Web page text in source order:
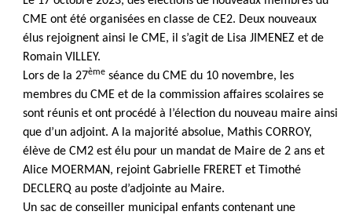
CME ont été organisées en classe de CE2. Deux nouveaux
élus rejoignent ainsi le CME, il s’agit de Lisa JIMENEZ et de
Romain VILLEY.
Lors de la 27ème séance du CME du 10 novembre, les
membres du CME et de la commission affaires scolaires se
sont réunis et ont procédé à l’élection du nouveau maire ainsi
que d’un adjoint. A la majorité absolue, Mathis CORROY,
élève de CM2 est élu pour un mandat de Maire de 2 ans et
Alice MOERMAN, rejoint Gabrielle FRERET et Timothé
DECLERQ au poste d’adjointe au Maire.
Un sac de conseiller municipal enfants contenant une